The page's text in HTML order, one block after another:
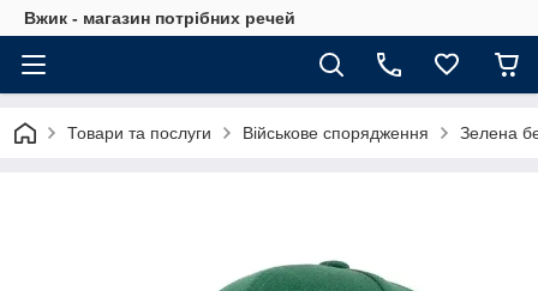
Вжик - магазин потрiбних речей
Товари та послуги Військове спорядження Зелена